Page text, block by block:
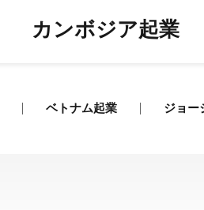
カンボジア起業
ベトナム起業 ジョー